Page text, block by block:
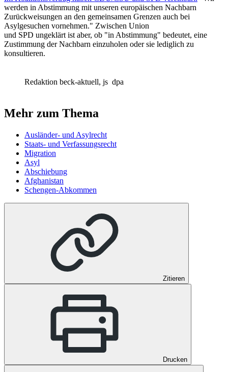
werden in Abstimmung mit unseren europäischen Nachbarn
Zurückweisungen an den gemeinsamen Grenzen auch bei
Asylgesuchen vornehmen." Zwischen Union
und SPD ungeklärt ist aber, ob "in Abstimmung" bedeutet, eine
Zustimmung der Nachbarn einzuholen oder sie lediglich zu
konsultieren.
Redaktion beck-aktuell, js dpa
Mehr zum Thema
Ausländer- und Asylrecht
Staats- und Verfassungsrecht
Migration
Asyl
Abschiebung
Afghanistan
Schengen-Abkommen
Zitieren
Drucken